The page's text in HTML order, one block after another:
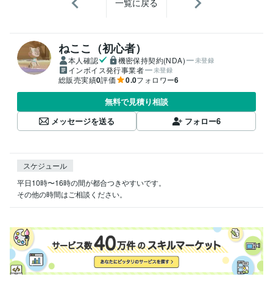
一覧に戻る
ねここ（初心者）
本人確認 機密保持契約(NDA) 未登録
インボイス発行事業者 未登録
総販売実績0評価 0.0フォロワー6
無料で見積り相談
メッセージを送る
フォロー6
スケジュール
平日10時〜16時の間が都合つきやすいです。
その他の時間はご相談ください。